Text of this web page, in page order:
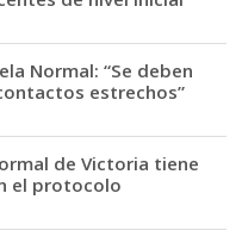
Normal: “Se deben
estrechos”
de Victoria tiene
el protocolo